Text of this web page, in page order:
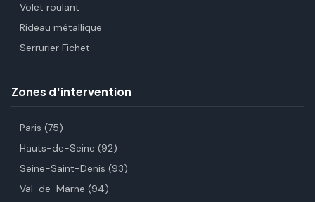
Volet roulant
Rideau métallique
Serrurier Fichet
Zones d'intervention
Paris (75)
Hauts-de-Seine (92)
Seine-Saint-Denis (93)
Val-de-Marne (94)